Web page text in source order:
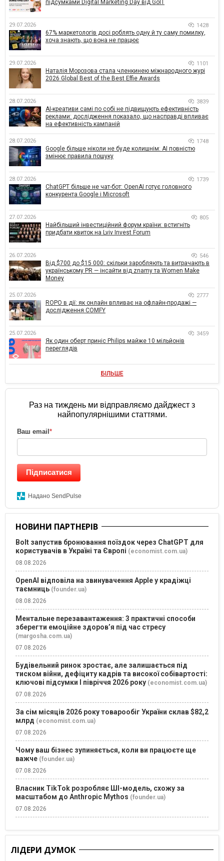
підсумками Digital Marketing Day від GoIT
29.07.2026 1428
67% маркетологів досі роблять одну й ту саму помилку,
хоча знають, що вона не працює
29.07.2026 1101
Наталія Морозова стала членкинею міжнародного журі
2026 Global Best of the Best Effie Awards
28.07.2026 3839
AI-креативи самі по собі не підвищують ефективність
реклами: дослідження показало, що насправді впливає
на ефективність кампаній
28.07.2026 1748
Google більше ніколи не буде колишнім: AI повністю
змінює правила пошуку
28.07.2026 1739
ChatGPT більше не чат-бот: OpenAI готує головного
конкурента Google і Microsoft
27.07.2026 805
Найбільший інвестиційний форум країни: встигніть
придбати квиток на Lviv Invest Forum
26.07.2026 546
Від $700 до $15 000: скільки заробляють та витрачають в
українському PR — інсайти від znamy та Women Make
Money
25.07.2026 2777
ROPO в дії: як онлайн впливає на офлайн-продажі —
дослідження COMFY
25.07.2026 3459
Як один оберт приніс Philips майже 10 мільйонів
переглядів
БІЛЬШЕ
Раз на тиждень ми відправляємо дайджест з
найпопулярнішими статтями.
Ваш email *
Підписатися
Надано SendPulse
НОВИНИ ПАРТНЕРІВ
Bolt запустив бронювання поїздок через ChatGPT для
користувачів в Україні та Європі (economist.com.ua)
08.08.2026
OpenAI відповіла на звинувачення Apple у крадіжці
таємниць (founder.ua)
08.08.2026
Ментальне перезавантаження: 3 практичні способи
зберегти емоційне здоров’я під час стресу
(margosha.com.ua)
07.08.2026
Будівельний ринок зростає, але залишається під
тиском війни, дефіциту кадрів та високої собівартості:
ключові підсумки І півріччя 2026 року (economist.com.ua)
07.08.2026
За сім місяців 2026 року товарообіг України склав $82,2
млрд (economist.com.ua)
07.08.2026
Чому ваш бізнес зупиняється, коли ви працюєте ще
важче (founder.ua)
07.08.2026
Власник TikTok розробляє ШІ-модель, схожу за
масштабом до Anthropic Mythos (founder.ua)
07.08.2026
ЛІДЕРИ ДУМОК